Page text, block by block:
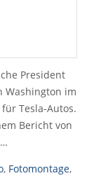
President
Washington im
Tesla-Autos.
Bericht von
, Fotomontage,